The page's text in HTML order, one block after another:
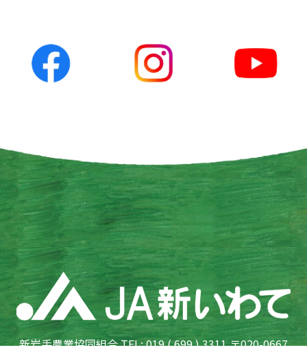
新岩手農業協同組合 TEL: 019 ( 699 ) 3311 〒020-0667